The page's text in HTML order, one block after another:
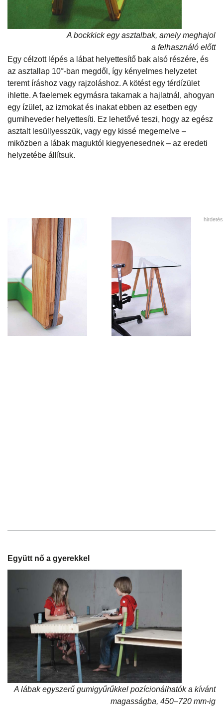
A bockkick egy asztalbak, amely meghajol
a felhasználó előtt
Egy célzott lépés a lábat helyettesítő bak alsó részére, és
az asztallap 10°-ban megdől, így kényelmes helyzetet
teremt íráshoz vagy rajzoláshoz. A kötést egy térdízület
ihlette. A faelemek egymásra takarnak a hajlatnál, ahogyan
egy ízület, az izmokat és inakat ebben az esetben egy
gumiheveder helyettesíti. Ez lehetővé teszi, hogy az egész
asztalt lesüllyesszük, vagy egy kissé megemelve –
miközben a lábak maguktól kiegyenesednek – az eredeti
helyzetébe állítsuk.
hirdetés
Együtt nő a gyerekkel
A lábak egyszerű gumigyűrűkkel pozícionálhatók a kívánt
magasságba, 450–720 mm-ig